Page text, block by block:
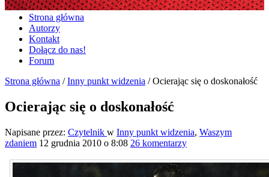
Strona główna
Autorzy
Kontakt
Dołącz do nas!
Forum
Strona główna /Inny punkt widzenia /Ocierając się o doskonałość
Ocierając się o doskonałość
Napisane przez: Czytelnik w Inny punkt widzenia, Waszym
zdaniem 12 grudnia 2010 o 8:08 26 komentarzy